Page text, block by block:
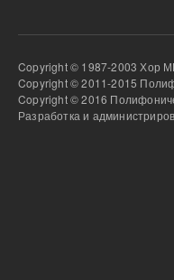
Copyright © 1987-2003 Хор
Copyright © 2011-2015
Copyright © 2016
Разработка и